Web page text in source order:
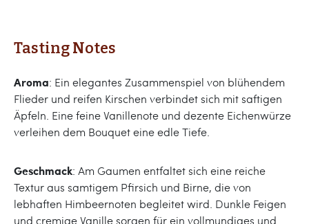
Tasting Notes
Aroma: Ein elegantes Zusammenspiel von blühendem
Flieder und reifen Kirschen verbindet sich mit saftigen
Äpfeln. Eine feine Vanillenote und dezente Eichenwürze
verleihen dem Bouquet eine edle Tiefe.
Geschmack: Am Gaumen entfaltet sich eine reiche
Textur aus samtigem Pfirsich und Birne, die von
lebhaften Himbeernoten begleitet wird. Dunkle Feigen
und cremige Vanille sorgen für ein vollmundiges und